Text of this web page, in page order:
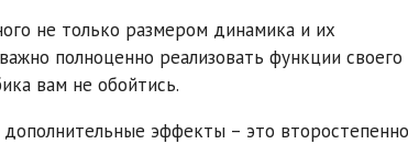
не только размером динамика и их
полноценно реализовать функции своего
вам не обойтись.
дополнительные эффекты – это